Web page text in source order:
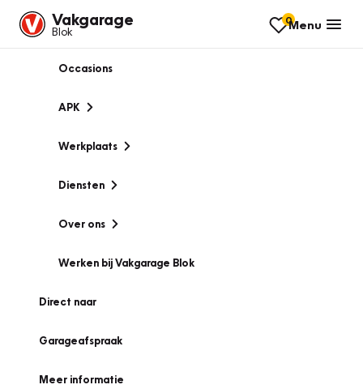
Vakgarage
Blok
0Menu
Occasions
APK
Werkplaats
Diensten
Over ons
Werken bij Vakgarage Blok
Direct naar
Garageafspraak
Meer informatie